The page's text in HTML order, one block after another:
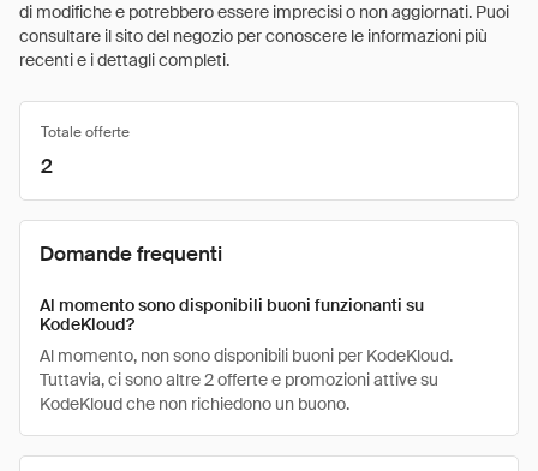
di modifiche e potrebbero essere imprecisi o non aggiornati. Puoi
consultare il sito del negozio per conoscere le informazioni più
recenti e i dettagli completi.
Totale offerte
2
Domande frequenti
Al momento sono disponibili buoni funzionanti su
KodeKloud?
Al momento, non sono disponibili buoni per KodeKloud.
Tuttavia, ci sono altre 2 offerte e promozioni attive su
KodeKloud che non richiedono un buono.